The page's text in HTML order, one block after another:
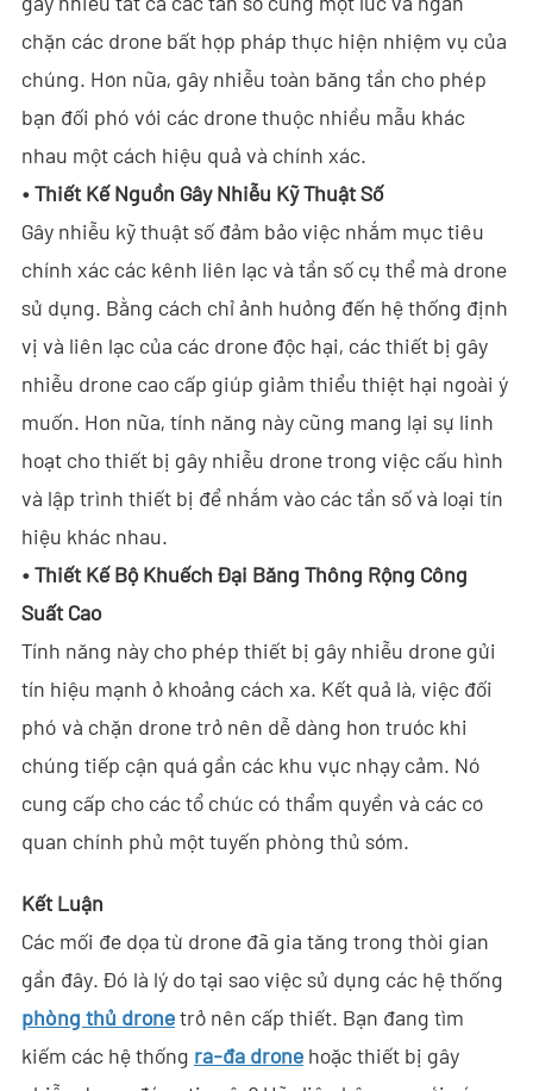
- Tin tức công ty
- Blog
- Video
- Tải Xuống
Hỗ trợ
- Sample Promotion Program
Liên Hệ
Reseller
VN
- EN
chặn các drone bất hợp pháp thực hiện nhiệm vụ của
chúng. Hơn nữa, gây nhiễu toàn băng tần cho phép
bạn đối phó với các drone thuộc nhiều mẫu khác
nhau một cách hiệu quả và chính xác.
•Thiết Kế Nguồn Gây Nhiễu Kỹ Thuật Số
Gây nhiễu kỹ thuật số đảm bảo việc nhắm mục tiêu
chính xác các kênh liên lạc và tần số cụ thể mà drone
sử dụng. Bằng cách chỉ ảnh hưởng đến hệ thống định
vị và liên lạc của các drone độc hại, các thiết bị gây
nhiễu drone cao cấp giúp giảm thiểu thiệt hại ngoài ý
muốn. Hơn nữa, tính năng này cũng mang lại sự linh
hoạt cho thiết bị gây nhiễu drone trong việc cấu hình
và lập trình thiết bị để nhắm vào các tần số và loại tín
hiệu khác nhau.
•Thiết Kế Bộ Khuếch Đại Băng Thông Rộng Công
Suất Cao
Tính năng này cho phép thiết bị gây nhiễu drone gửi
tín hiệu mạnh ở khoảng cách xa. Kết quả là, việc đối
phó và chặn drone trở nên dễ dàng hơn trước khi
chúng tiếp cận quá gần các khu vực nhạy cảm. Nó
cung cấp cho các tổ chức có thẩm quyền và các cơ
quan chính phủ một tuyến phòng thủ sớm.
Kết Luận
Các mối đe dọa từ drone đã gia tăng trong thời gian
gần đây. Đó là lý do tại sao việc sử dụng các hệ thống
phòng thủ dronetrở nên cấp thiết. Bạn đang tìm
kiếm các hệ thống ra-đa dronehoặc thiết bị gây